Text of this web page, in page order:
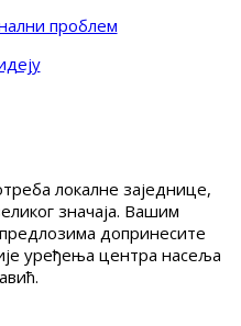
проблем
локалне заједнице,
значаја. Вашим
допринесите
уређења центра насеља